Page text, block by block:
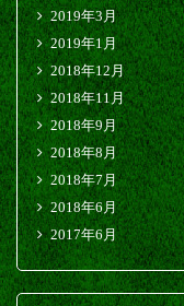
2019年3月
2019年1月
2018年12月
2018年11月
2018年9月
2018年8月
2018年7月
2018年6月
2017年6月